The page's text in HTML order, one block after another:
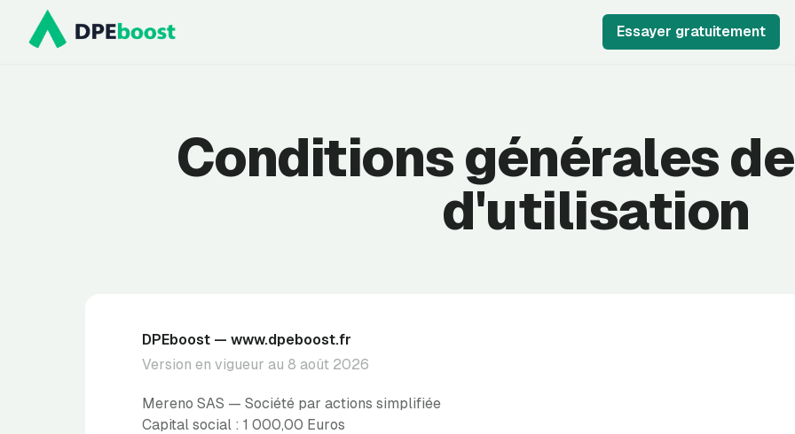
Essayer gratuitement
Prendre rendez-vous
Conditions générales
d'utilisation
DPEboost — www.dpeboost.fr
Version en vigueur au 8 août 2026
Mereno SAS — Société par actions simplifiée
Capital social : 1 000,00 Euros